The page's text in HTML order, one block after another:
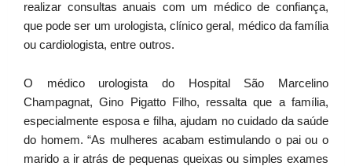
realizar consultas anuais com um médico de confiança,
que pode ser um urologista, clínico geral, médico da família
ou cardiologista, entre outros.
O médico urologista do Hospital São Marcelino
Champagnat, Gino Pigatto Filho, ressalta que a família,
especialmente esposa e filha, ajudam no cuidado da saúde
do homem. “As mulheres acabam estimulando o pai ou o
marido a ir atrás de pequenas queixas ou simples exames